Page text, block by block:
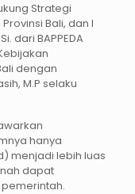
Strategi
Bali, dan I
dari BAPPEDA
dengan
M.P selaku
hanya
menjadi lebih luas
dapat